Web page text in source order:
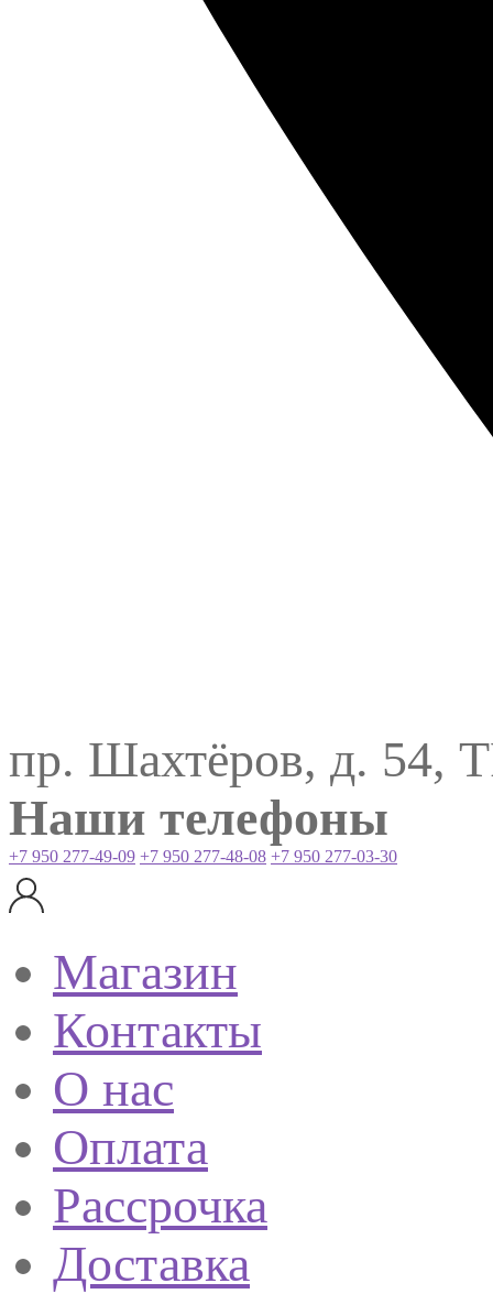
пр. Шахтёров, д. 54,
Наши телефоны
+7 950 277-49-09 +7 950 277-48-08 +7 950 277-03-30
Магазин
Контакты
О нас
Оплата
Рассрочка
Доставка